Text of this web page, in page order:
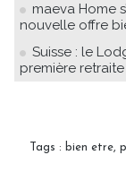
maeva Home
nouvelle offre
Suisse : le
première
Tags : bien etre,